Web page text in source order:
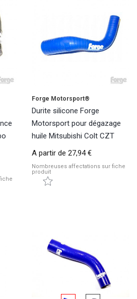
Forge Motorsport®
Durite silicone Forge
Motorsport pour dégazage
huile Mitsubishi Colt CZT
A partir de 27,94 €
Nombreuses affectations sur fiche
produit